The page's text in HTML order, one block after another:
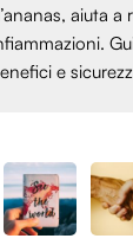
aiuta a
e